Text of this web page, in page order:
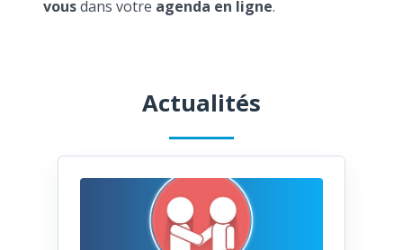
vousdans votre agenda en ligne.
Actualités